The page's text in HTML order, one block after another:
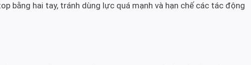
bằng hai tay, tránh dùng lực quá mạnh và hạn chế các tác động